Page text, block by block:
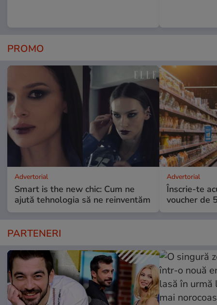
PROMO
Advertorial
Smart is the new chic: Cum ne
ajută tehnologia să ne reinventăm
Advertorial
Înscrie-te
voucher de
PARTENERI